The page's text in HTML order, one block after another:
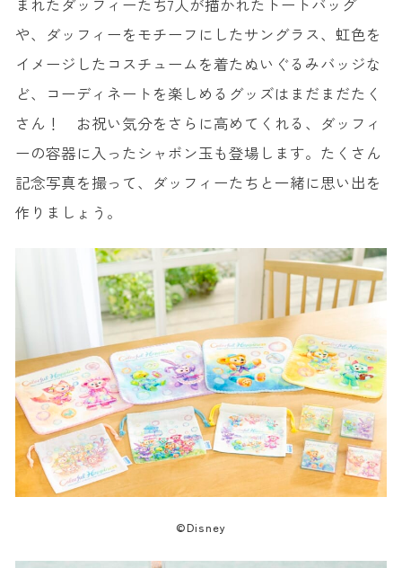
まれたダッフィーたち7人が描かれたトートバッグ
や、ダッフィーをモチーフにしたサングラス、虹色を
イメージしたコスチュームを着たぬいぐるみバッジな
ど、コーディネートを楽しめるグッズはまだまだたく
さん！ お祝い気分をさらに高めてくれる、ダッフィ
ーの容器に入ったシャボン玉も登場します。たくさん
記念写真を撮って、ダッフィーたちと一緒に思い出を
作りましょう。
©Disney